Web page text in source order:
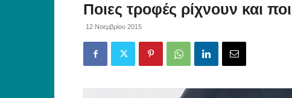
Ποιες τροφές ρίχνουν και
12 Νοεμβρίου 2015